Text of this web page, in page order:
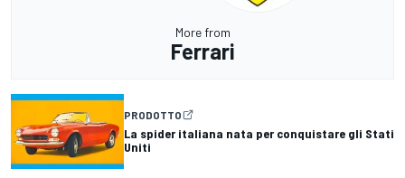
More from
Ferrari
PRODOTTO
La spider italiana nata per conquistare gli Stati
Uniti